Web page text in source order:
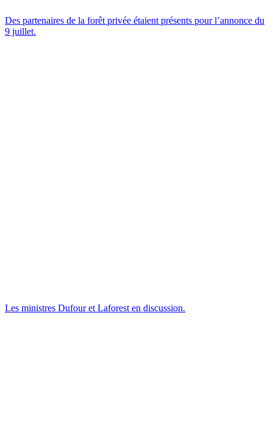
Des partenaires de la forêt privée étaient présents pour l’annonce du
9 juillet.
Les ministres Dufour et Laforest en discussion.